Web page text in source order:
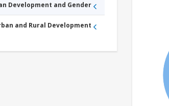
Development and Gender
and Rural Development